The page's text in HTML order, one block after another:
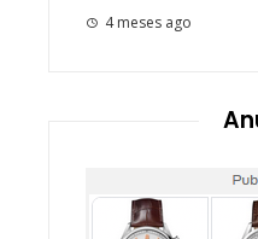
4 meses ago